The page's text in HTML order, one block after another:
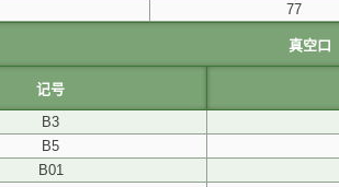
77
真空口
记号
B3
B5
B01